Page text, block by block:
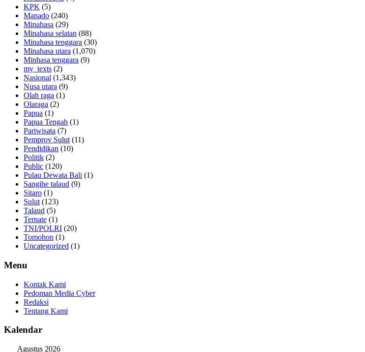
KPK (5)
Manado (240)
Minahasa (29)
Minahasa selatan (88)
Minahasa tenggara (30)
Minahasa utara (1,070)
Minhasa tenggara (9)
my_texts (2)
Nasional (1,343)
Nusa utara (9)
Olah raga (1)
Olaraga (2)
Papua (1)
Papua Tengah (1)
Pariwisata (7)
Pemprov Sulut (11)
Pendidikan (10)
Politik (2)
Public (120)
Pulau Dewata Bali (1)
Sangihe talaud (9)
Sitaro (1)
Sulut (123)
Talaud (5)
Ternate (1)
TNI/POLRI (20)
Tomohon (1)
Uncategorized (1)
Menu
Kontak Kami
Pedoman Media Cyber
Redaksi
Tentang Kami
Kalendar
Agustus 2026